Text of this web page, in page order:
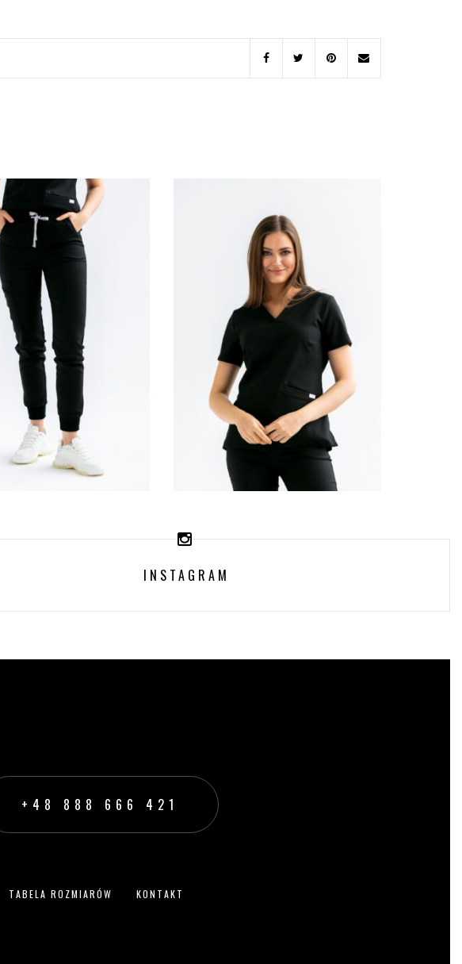
ESTHER™ – BLACK
INSTAGRAM
‭+48 888 666 421‬
TABELA ROZMIARÓW KONTAKT